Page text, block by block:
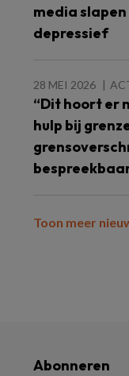
media
depressief
28 MEI 2026
“Dit hoort er
hulp bij
Toon meer
Abonneren